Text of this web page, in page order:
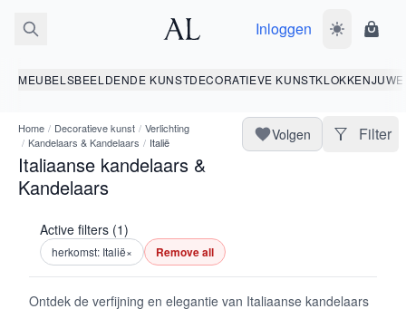
Inloggen Wissel
MEUBELSBEELDENDE KUNSTDECORATIEVE KUNSTKLOKKEN
Home / Decoratieve kunst / Verlichting
/ Kandelaars & Kandelaars / Italië
Italiaanse kandelaars &
Kandelaars
Volgen Filter
Active filters (1)
herkomst: Italië× Remove all
Ontdek de verfijning en elegantie van Italiaanse kandelaars